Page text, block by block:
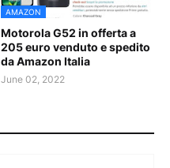
AMAZON
Motorola G52 in offerta a
205 euro venduto e spedito
da Amazon Italia
June 02, 2022